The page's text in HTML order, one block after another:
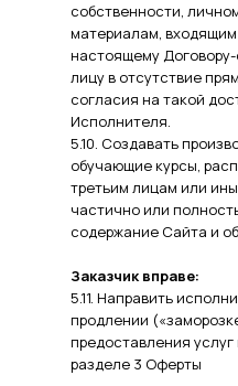
собственности,
материалам,
настоящему
лицу в отсутствие
согласия на такой
Исполнителя.
5.10. Создавать
обучающие курсы,
третьим лицам или
частично или
содержание Сайта и
Заказчик вправе:
5.11. Направить
продлении
предоставления
разделе 3 Оферты